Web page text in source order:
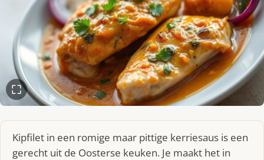
Kipfilet in een romige maar pittige kerriesaus is een
gerecht uit de Oosterse keuken. Je maakt het in